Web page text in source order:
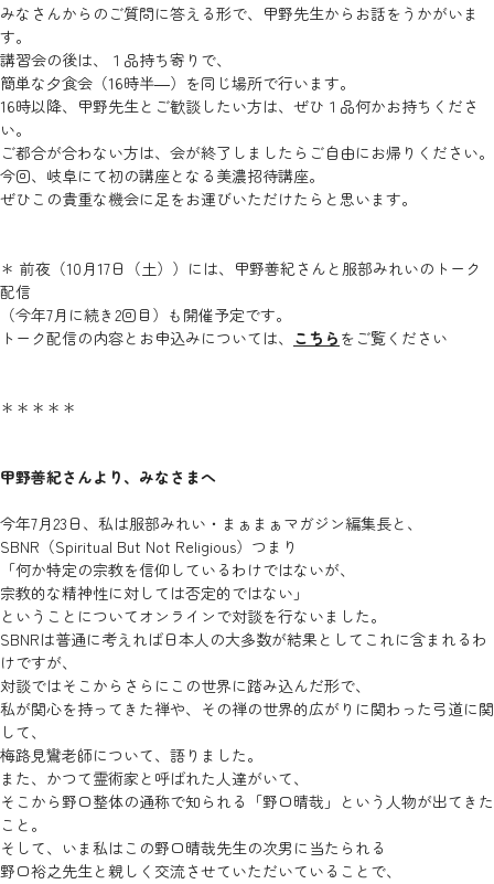
みなさんからのご質問に答える形で、甲野先生からお話をうかがいま
す。
講習会の後は、１品持ち寄りで、
簡単な夕食会（16時半―）を同じ場所で行います。
16時以降、甲野先生とご歓談したい方は、ぜひ１品何かお持ちくださ
い。
ご都合が合わない方は、会が終了しましたらご自由にお帰りください。
今回、岐阜にて初の講座となる美濃招待講座。
ぜひこの貴重な機会に足をお運びいただけたらと思います。
＊ 前夜（10月17日（土））には、甲野善紀さんと服部みれいのトーク
配信
（今年7月に続き2回目）も開催予定です。
トーク配信の内容とお申込みについては、 こちら をご覧ください
＊＊＊＊＊
甲野善紀さんより、みなさまへ
今年7月23日、私は服部みれい・まぁまぁマガジン編集長と、
SBNR（Spiritual But Not Religious）つまり
「何か特定の宗教を信仰しているわけではないが、
宗教的な精神性に対しては否定的ではない」
ということについてオンラインで対談を行ないました。
SBNRは普通に考えれば日本人の大多数が結果としてこれに含まれるわ
けですが、
対談ではそこからさらにこの世界に踏み込んだ形で、
私が関心を持ってきた禅や、その禅の世界的広がりに関わった弓道に関
して、
梅路見鸞老師について、語りました。
また、かつて霊術家と呼ばれた人達がいて、
そこから野口整体の通称で知られる「野口晴哉」という人物が出てきた
こと。
そして、いま私はこの野口晴哉先生の次男に当たられる
野口裕之先生と親しく交流させていただいていることで、